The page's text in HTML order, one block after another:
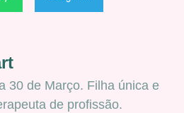
30 de Março. Filha única e
de profissão.